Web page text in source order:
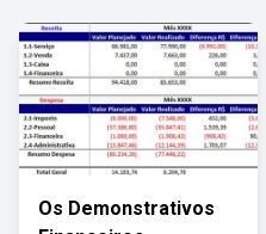
Os Demonstrativos